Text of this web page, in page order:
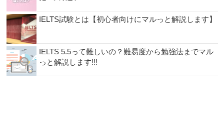
IELTS試験とは【初心者向けにマルっと解説します】
IELTS 5.5って難しいの？難易度から勉強法までマル
っと解説します!!!